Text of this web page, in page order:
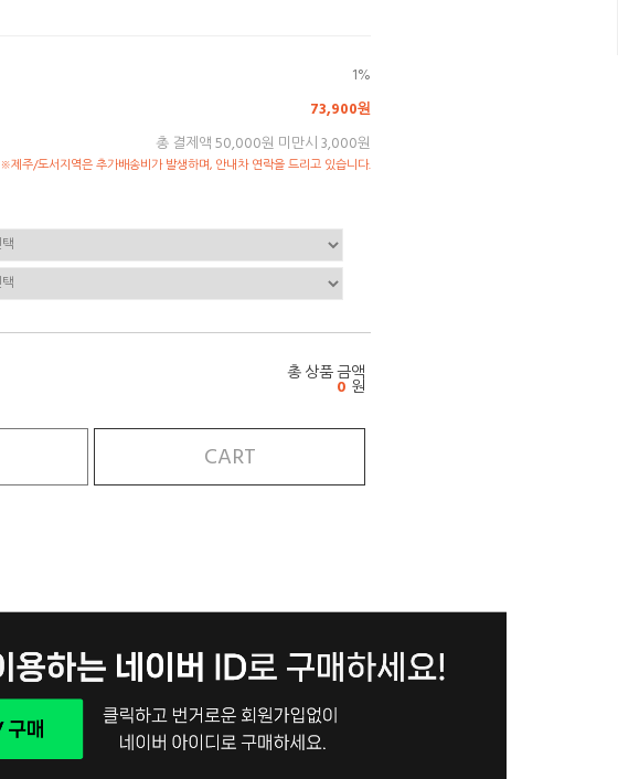
1%
73,900원
총 결제액 50,000원 미만시 3,000원
※제주/도서지역은 추가배송비가 발생하며, 안내차 연락을 드리고 있습니다.
총 상품 금액
0 원
CART